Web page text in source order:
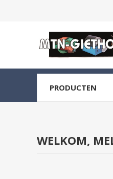
PRODUCTEN
WELKOM,